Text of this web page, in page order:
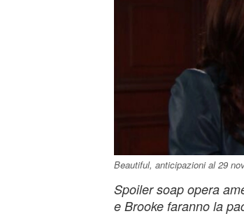
Beautiful, anticipazioni al 29
Spoiler soap opera
e Brooke faranno la